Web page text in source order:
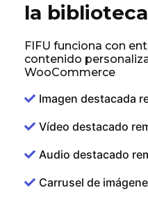
la
FIFU funciona con
contenido
WooCommerce
Imagen destacada
Vídeo destacado
Audio destacado
Carrusel de